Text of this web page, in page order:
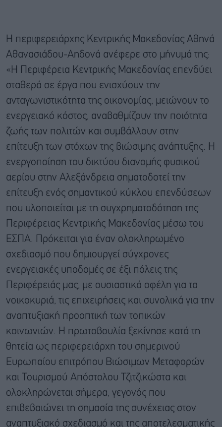
Η περιφερειάρχης Κεντρικής Μακεδονίας Αθηνά
Αθανασιάδου-Αηδονά ανέφερε στο μήνυμά της:
«Η Περιφέρεια Κεντρικής Μακεδονίας επενδύει
σταθερά σε έργα που ενισχύουν την
ανταγωνιστικότητα της οικονομίας, μειώνουν το
ενεργειακό κόστος, αναβαθμίζουν την ποιότητα
ζωής των πολιτών και συμβάλλουν στην
επίτευξη των στόχων της βιώσιμης ανάπτυξης. Η
ενεργοποίηση του δικτύου διανομής φυσικού
αερίου στην Αλεξάνδρεια σηματοδοτεί την
επίτευξη ενός σημαντικού κύκλου επενδύσεων
που υλοποιείται με τη συγχρηματοδότηση της
Περιφέρειας Κεντρικής Μακεδονίας μέσω του
ΕΣΠΑ. Πρόκειται για έναν ολοκληρωμένο
σχεδιασμό που δημιουργεί σύγχρονες
ενεργειακές υποδομές σε έξι πόλεις της
Περιφέρειάς μας, με ουσιαστικά οφέλη για τα
νοικοκυριά, τις επιχειρήσεις και συνολικά για την
αναπτυξιακή προοπτική των τοπικών
κοινωνιών. Η πρωτοβουλία ξεκίνησε κατά τη
θητεία ως περιφερειάρχη του σημερινού
Ευρωπαίου επιτρόπου Βιώσιμων Μεταφορών
και Τουρισμού Απόστολου Τζιτζικώστα και
ολοκληρώνεται σήμερα, γεγονός που
επιβεβαιώνει τη σημασία της συνέχειας στον
αναπτυξιακό σχεδιασμό και της αποτελεσματικής